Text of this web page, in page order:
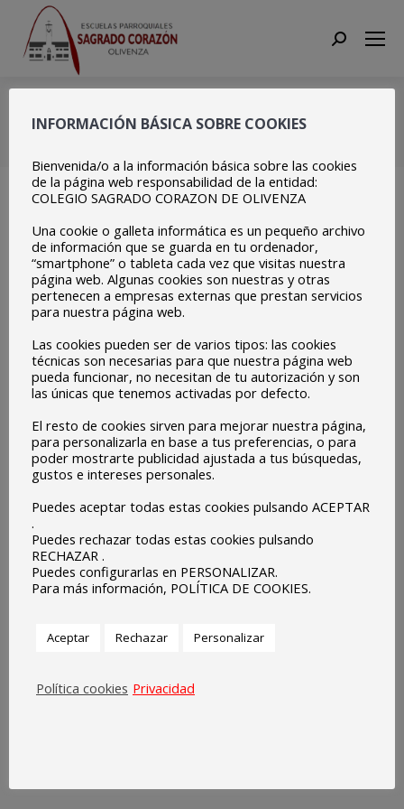
Search:
0004
INFORMACIÓN BÁSICA SOBRE COOKIES
Bienvenida/o a la información básica sobre las cookies
de la página web responsabilidad de la entidad:
COLEGIO SAGRADO CORAZON DE OLIVENZA
Una cookie o galleta informática es un pequeño archivo
de información que se guarda en tu ordenador,
“smartphone” o tableta cada vez que visitas nuestra
página web. Algunas cookies son nuestras y otras
pertenecen a empresas externas que prestan servicios
para nuestra página web.
Las cookies pueden ser de varios tipos: las cookies
técnicas son necesarias para que nuestra página web
pueda funcionar, no necesitan de tu autorización y son
las únicas que tenemos activadas por defecto.
El resto de cookies sirven para mejorar nuestra página,
para personalizarla en base a tus preferencias, o para
poder mostrarte publicidad ajustada a tus búsquedas,
gustos e intereses personales.
Puedes aceptar todas estas cookies pulsando ACEPTAR
.
Puedes rechazar todas estas cookies pulsando
RECHAZAR .
Puedes configurarlas en PERSONALIZAR.
Para más información, POLÍTICA DE COOKIES.
Aceptar Rechazar Personalizar
Política cookies Privacidad